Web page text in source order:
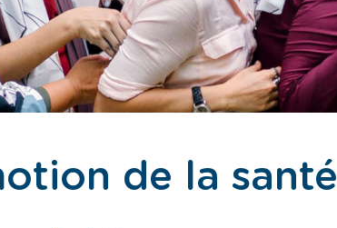
de la santé